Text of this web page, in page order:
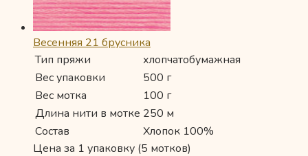
Весенняя 21 брусника
Тип пряжи
хлопчатобумажная
Вес упаковки
500 г
Вес мотка
100 г
Длина нити в мотке 250 м
Состав
Хлопок 100%
Цена за 1 упаковку (5 мотков)